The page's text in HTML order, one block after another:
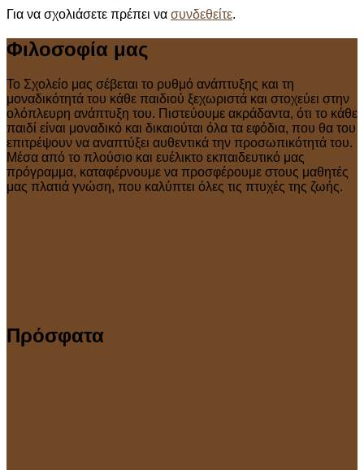
Για να σχολιάσετε πρέπει να συνδεθείτε.
Φιλοσοφία μας
Το Σχολείο μας σέβεται το ρυθμό ανάπτυξης και τη
μοναδικότητά του κάθε παιδιού ξεχωριστά και στοχεύει στην
ολόπλευρη ανάπτυξη του. Πιστεύουμε ακράδαντα, ότι το κάθε
παιδί είναι μοναδικό και δικαιούται όλα τα εφόδια, που θα του
επιτρέψουν να αναπτύξει αυθεντικά την προσωπικότητά του.
Μέσα από το πλούσιο και ευέλικτο εκπαιδευτικό μας
πρόγραμμα, καταφέρνουμε να προσφέρουμε στους μαθητές
μας πλατιά γνώση, που καλύπτει όλες τις πτυχές της ζωής.
Πρόσφατα